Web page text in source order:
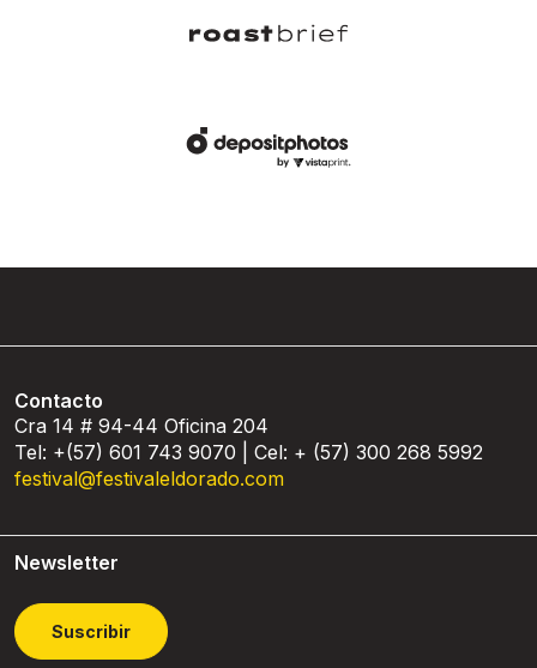
Contacto
Cra 14 # 94-44 Oficina 204
Tel: +(57) 601 743 9070 | Cel: + (57) 300 268 5992
festival@festivaleldorado.com
Newsletter
Suscribir